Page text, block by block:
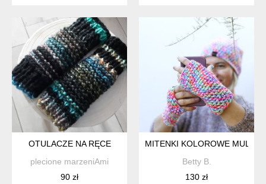
OTULACZE NA RĘCE
plecione marzeniAmi
90 zł
MITENKI KOLOROWE
Betty B.
130 zł